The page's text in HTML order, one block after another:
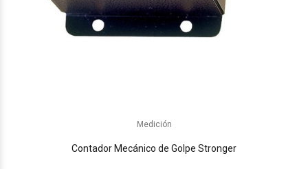
Medición
Contador Mecánico de Golpe Stronger